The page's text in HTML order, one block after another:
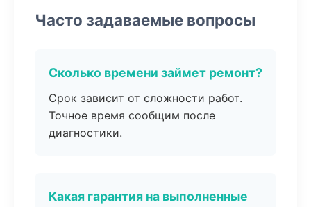
Часто задаваемые вопросы
Сколько времени займет ремонт?
Срок зависит от сложности работ.
Точное время сообщим после
диагностики.
Какая гарантия на выполненные